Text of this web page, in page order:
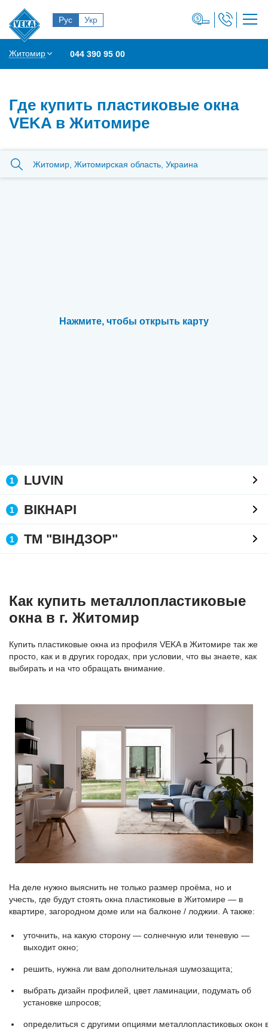
Рус Укр
Житомир 044 390 95 00
Где купить пластиковые окна
VEKA в Житомире
Нажмите, чтобы открыть карту
1 LUVIN
1 ВІКНАРІ
1 ТМ "ВІНДЗОР"
Как купить металлопластиковые
окна в г. Житомир
Купить пластиковые окна из профиля VEKA в Житомире так же
просто, как и в других городах, при условии, что вы знаете, как
выбирать и на что обращать внимание.
На деле нужно выяснить не только размер проёма, но и
учесть, где будут стоять окна пластиковые в Житомире — в
квартире, загородном доме или на балконе / лоджии. А также:
уточнить, на какую сторону — солнечную или теневую —
выходит окно;
решить, нужна ли вам дополнительная шумозащита;
выбрать дизайн профилей, цвет ламинации, подумать об
установке шпросов;
определиться с другими опциями металлопластиковых окон